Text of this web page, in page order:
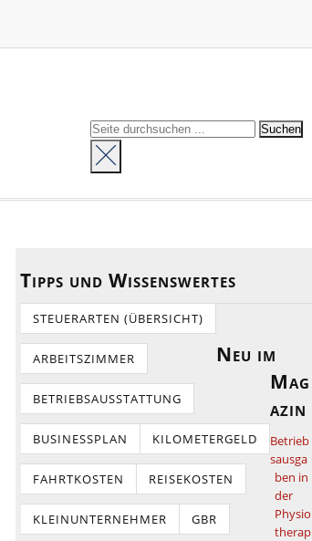
Tipps und Wissenswertes
STEUERARTEN (ÜBERSICHT)
ARBEITSZIMMER
BETRIEBSAUSSTATTUNG
BUSINESSPLAN KILOMETERGELD
FAHRTKOSTEN REISEKOSTEN
KLEINUNTERNEHMER GBR
Neu im
Mag
azin
Betrieb
sausga
ben in
der
Physio
therap